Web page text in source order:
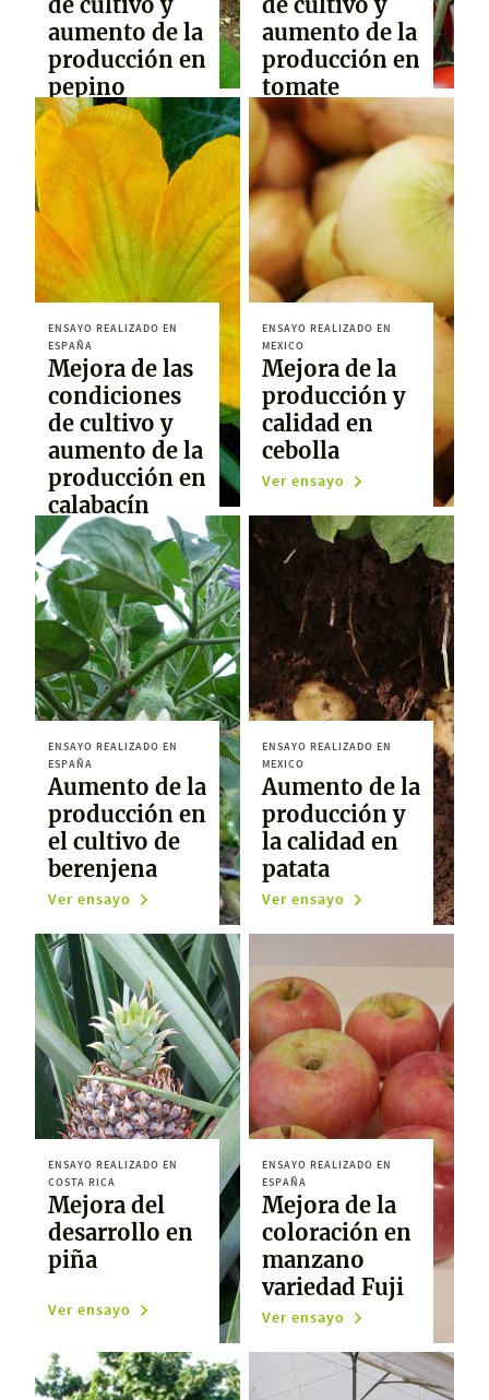
aumento de la
producción en
pepino
Ver ensayo
aumento de la
producción en
tomate
Ver ensayo
ENSAYO REALIZADO EN
ESPAÑA
Mejora de las
condiciones
de cultivo y
aumento de la
producción en
calabacín
Ver ensayo
ENSAYO REALIZADO EN
MEXICO
Mejora de la
producción y
calidad en
cebolla
Ver ensayo
ENSAYO REALIZADO EN
ESPAÑA
Aumento de la
producción en
el cultivo de
berenjena
Ver ensayo
ENSAYO REALIZADO EN
MEXICO
Aumento de la
producción y
la calidad en
patata
Ver ensayo
ENSAYO REALIZADO EN
COSTA RICA
Mejora del
desarrollo en
piña
Ver ensayo
ENSAYO REALIZADO EN
ESPAÑA
Mejora de la
coloración en
manzano
variedad Fuji
Ver ensayo